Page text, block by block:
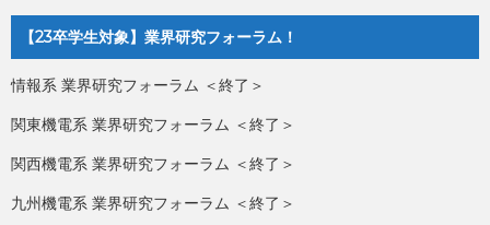
【23卒学生対象】業界研究フォーラム！
情報系 業界研究フォーラム ＜終了＞
関東機電系 業界研究フォーラム ＜終了＞
関西機電系 業界研究フォーラム ＜終了＞
九州機電系 業界研究フォーラム ＜終了＞